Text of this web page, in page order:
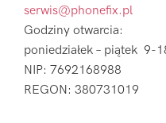
serwis@phonefix.pl
Godziny otwarcia:
poniedziałek – piątek 9-
NIP: 7692168988
REGON: 380731019